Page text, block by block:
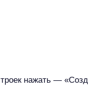
нажать —